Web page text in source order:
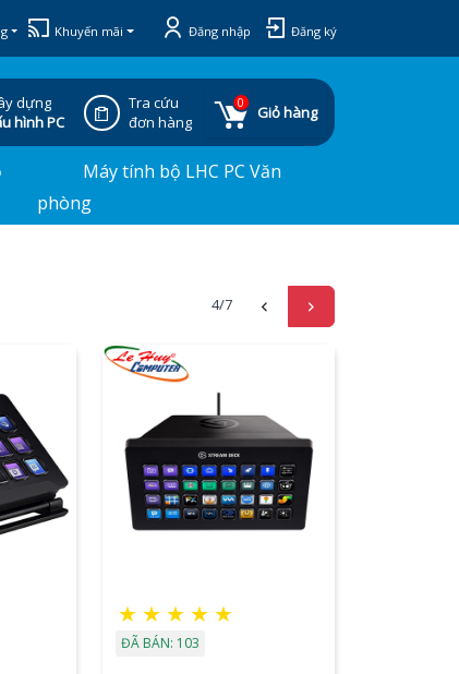
Khuyến mãi Đăng nhập Đăng ký
dựng
hình PC
Tra cứu
đơn hàng
0
Giỏ hàng
Máy tính bộ LHC PC Văn
phòng
4/7
★ ★ ★ ★ ★
ĐÃ BÁN: 103